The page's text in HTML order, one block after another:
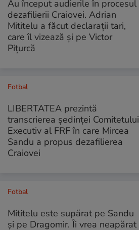
Au început audierile în procesul
dezafilierii Craiovei. Adrian
Mititelu a făcut declarații tari,
care îl vizează și pe Victor
Pițurcă
Fotbal
LIBERTATEA prezintă
transcrierea ședinței Comitetului
Executiv al FRF în care Mircea
Sandu a propus dezafilierea
Craiovei
Fotbal
Mititelu este supărat pe Sandu
și pe Dragomir. Îi vrea neapărat